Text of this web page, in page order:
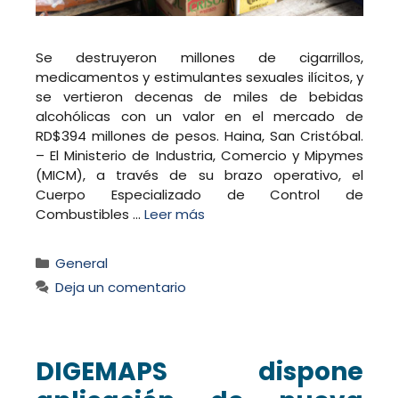
Se destruyeron millones de cigarrillos,
medicamentos y estimulantes sexuales ilícitos, y
se vertieron decenas de miles de bebidas
alcohólicas con un valor en el mercado de
RD$394 millones de pesos. Haina, San Cristóbal.
– El Ministerio de Industria, Comercio y Mipymes
(MICM), a través de su brazo operativo, el
Cuerpo Especializado de Control de
Combustibles … Leer más
Categorías
General
Deja un comentario
DIGEMAPS dispone